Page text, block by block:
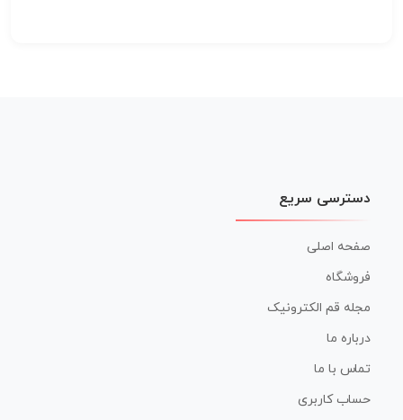
دسترسی سریع
صفحه اصلی
فروشگاه
مجله قم الکترونیک
درباره ما
تماس با ما
حساب کاربری